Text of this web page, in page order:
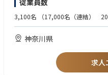
（大阪、熊本、富山、石川、新潟
海外出張：オーストリア（ザルツ
り
裁量あるスケジュール設計が可
長期出張の場合は2週間に1度ご
■近い職種(企業によって定義が
・プロセスエンジニア
■一言
PLP FPEは、PLP経験者に限定
礎力を持つ人材を、入社後育成
・設計部門へのヒアリングを通
・設計品質向上・開発効率化に向
・EDAベンダーとの技術協議、導
・設計インフラ部門と連携した
【働きやすさ】
・テレワークの導入や働き方改
【歓迎】
・EDA／設計メソドロジ開発に関
取りのご経験。
・EDAベンダーまたはEDA関連
／FAE／開発等の実務経験
・海外拠点または外部パートナー
・デジタル設計またはアナログ設
従業員数
3,100名 （17,000名（連結）
神奈川県
求人